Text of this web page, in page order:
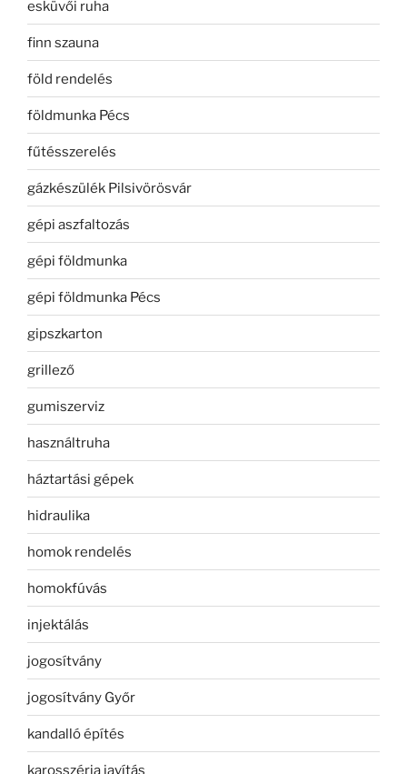
esküvői ruha
finn szauna
föld rendelés
földmunka Pécs
fűtésszerelés
gázkészülék Pilsivörösvár
gépi aszfaltozás
gépi földmunka
gépi földmunka Pécs
gipszkarton
grillező
gumiszerviz
használtruha
háztartási gépek
hidraulika
homok rendelés
homokfúvás
injektálás
jogosítvány
jogosítvány Győr
kandalló építés
karosszéria javítás